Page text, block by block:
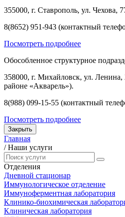
355000, г. Ставрополь, ул. Чехова,
8(8652) 951-943 (контактный
Посмотреть подробнее
Обособленное структурное
358000, г. Михайловск, ул.
районе «Акварель»).
8(988) 099-15-55 (контактный
Посмотреть подробнее
Закрыть
Главная
/ Наши услуги
Отделения
Дневной стационар
Иммунологическое отделение
Иммуноферментная лаборатория
Клинико-биохимическая
Клиническая лаборатория